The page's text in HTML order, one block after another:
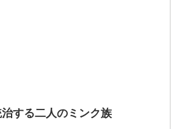
する二人のミンク族